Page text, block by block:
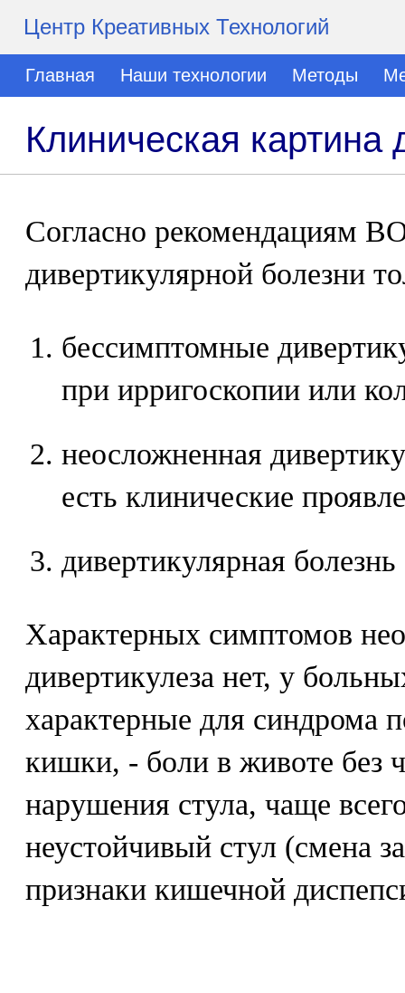
Центр Креативных Технологий
Главная Наши технологии Методы
Клиническая картина
Согласно рекомендациям
дивертикулярной болезни
бессимптомные
при ирригоскопии или
неосложненная
есть клинические
дивертикулярная
Характерных симптомов
дивертикулеза нет, у
характерные для синдрома
кишки, - боли в животе без
нарушения стула, чаще
неустойчивый стул (смена
признаки кишечной